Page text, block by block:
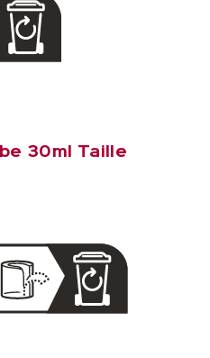
30ml Taille